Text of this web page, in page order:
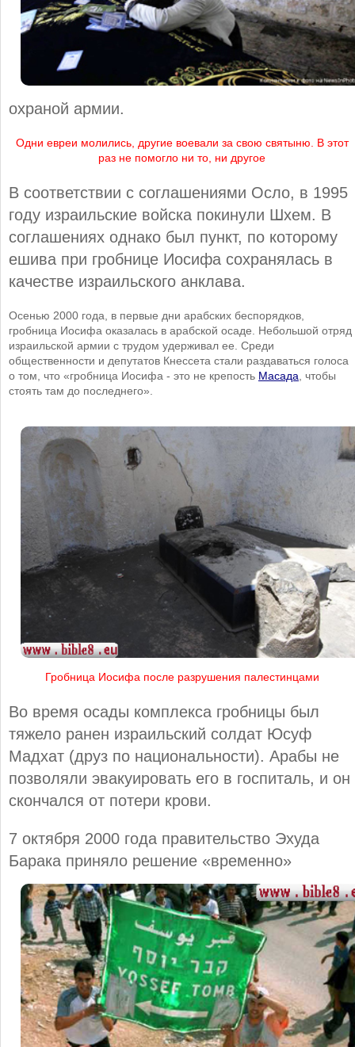
охраной армии.
Одни евреи молились, другие воевали за свою святыню. В этот
раз не помогло ни то, ни другое
В соответствии с соглашениями Осло, в 1995
году израильские войска покинули Шхем. В
соглашениях однако был пункт, по которому
ешива при гробнице Иосифа сохранялась в
качестве израильского анклава.
Осенью 2000 года, в первые дни арабских беспорядков,
гробница Иосифа оказалась в арабской осаде. Небольшой отряд
израильской армии с трудом удерживал ее. Среди
общественности и депутатов Кнессета стали раздаваться голоса
о том, что «гробница Иосифа - это не крепость Масада , чтобы
стоять там до последнего».
Гробница Иосифа после разрушения палестинцами
Во время осады комплекса гробницы был
тяжело ранен израильский солдат Юсуф
Мадхат (друз по национальности). Арабы не
позволяли эвакуировать его в госпиталь, и он
скончался от потери крови.
7 октября 2000 года правительство Эхуда
Барака приняло решение «временно»